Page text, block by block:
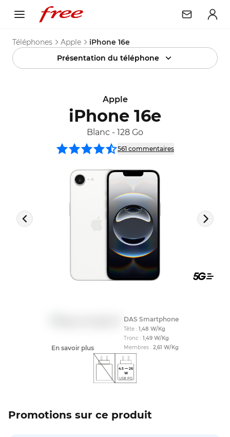
Téléphones Apple
iPhone 16e
Présentation du téléphone
Apple
iPhone 16e
Blanc - 128 Go
561 commentaires
En savoir plus
DAS Smartphone
Tête : 1,48 W/Kg
Tronc : 1,49 W/Kg
Membres : 2,61 W/Kg
4.5—26
W
USB PD
Promotions sur ce produit